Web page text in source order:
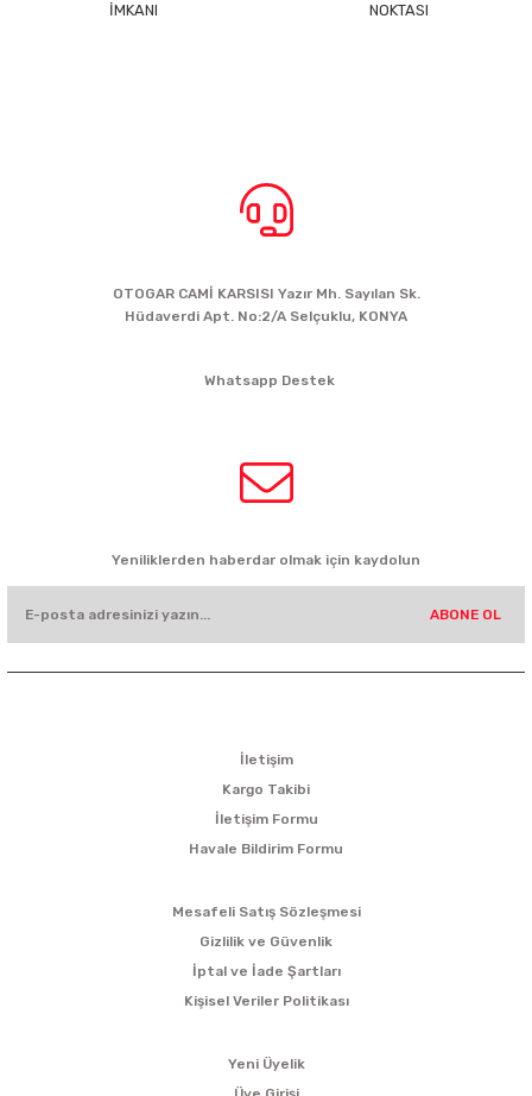
İMKANI
NOKTASI
OTOGAR CAMİ KARSISI Yazır Mh. Sayılan Sk.
Hüdaverdi Apt. No:2/A Selçuklu, KONYA
Whatsapp Destek
Yeniliklerden haberdar olmak için kaydolun
ABONE OL
İletişim
Kargo Takibi
İletişim Formu
Havale Bildirim Formu
Mesafeli Satış Sözleşmesi
Gizlilik ve Güvenlik
İptal ve İade Şartları
Kişisel Veriler Politikası
Yeni Üyelik